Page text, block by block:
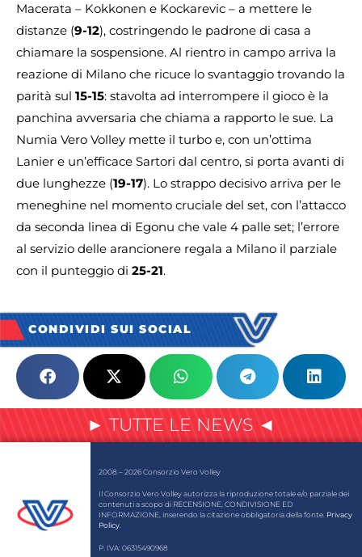
Macerata – Kokkonen e Kockarevic – a mettere le
distanze (9-12), costringendo le padrone di casa a
chiamare la sospensione. Al rientro in campo arriva la
reazione di Milano che ricuce lo svantaggio trovando la
parità sul 15-15: stavolta ad interrompere il gioco è la
panchina avversaria che chiama a rapporto le sue. La
Numia Vero Volley mette il turbo e, con un’ottima
Lanier e un’efficace Sartori dal centro, si porta avanti di
due lunghezze (19-17). Lo strappo decisivo arriva per le
meneghine nel momento cruciale del set, con l’attacco
da seconda linea di Egonu che vale 4 palle set; l’errore
al servizio delle arancionere regala a Milano il parziale
con il punteggio di 25-21.
CONDIVIDI SUI SOCIAL
► TUTTE LE NEWS ◄
2008 – 2026 Consorzio Vero Volley
Il Consorzio Vero Volley autorizza la riproduzione totale e/o parziale dei
contenuti a scopo di RECENSIONE, CONDIVISIONE ED
INFORMAZIONE, inserendo la citazione obbligatoria della fonte. Privacy
Policy
P. IVA: 06315490968